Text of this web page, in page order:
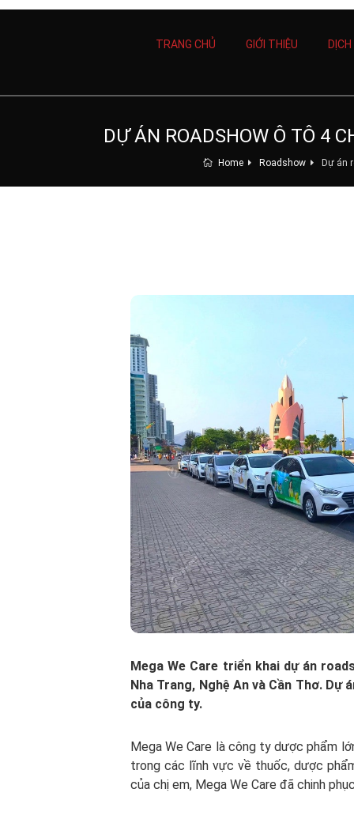
TRANG CHỦ GIỚI THIỆU
DỰ ÁN ROADSHOW Ô TÔ 4
Home Roadshow Dự án
Mega We Care triển khai dự án
Nha Trang, Nghệ An và Cần Thơ. Dự
của công ty.
Mega We Care là công ty dược phẩm
trong các lĩnh vực về thuốc, dược
của chị em, Mega We Care đã chinh